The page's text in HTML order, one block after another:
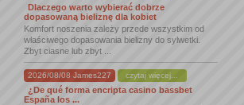
Dlaczego warto wybierać dobrze
dopasowaną bieliznę dla kobiet
Komfort noszenia zależy przede wszystkim od
właściwego dopasowania bielizny do sylwetki.
Zbyt ciasne lub zbyt ...
2026/08/08 James227 czytaj więcej...
¿De qué forma encripta casino bassbet
España los ...